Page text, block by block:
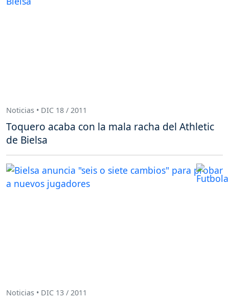
Noticias • DIC 18 / 2011
Toquero acaba con la mala racha del Athletic
de Bielsa
Noticias • DIC 13 / 2011